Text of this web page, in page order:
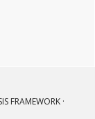
FRAMEWORK ·